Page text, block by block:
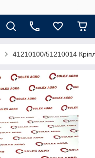
41210100/51210014